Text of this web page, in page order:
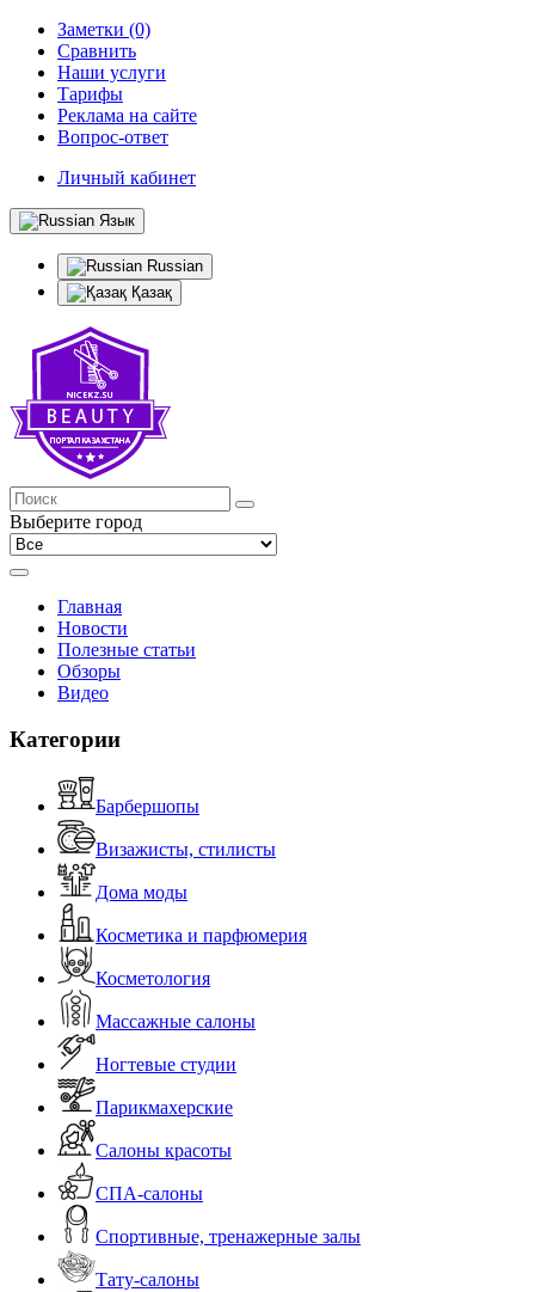
Заметки (0)
Сравнить
Наши услуги
Тарифы
Реклама на сайте
Вопрос-ответ
Личный кабинет
Язык
Russian
Қазақ
Выберите город
Главная
Новости
Полезные статьи
Обзоры
Видео
Категории
Барбершопы
Визажисты, стилисты
Дома моды
Косметика и парфюмерия
Косметология
Массажные салоны
Ногтевые студии
Парикмахерские
Салоны красоты
СПА-салоны
Спортивные, тренажерные залы
Тату-салоны